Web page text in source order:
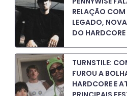
RELAÇÃO COM
LEGADO,
DO HARDCORE
TURNSTILE:
FUROU A
HARDCORE E